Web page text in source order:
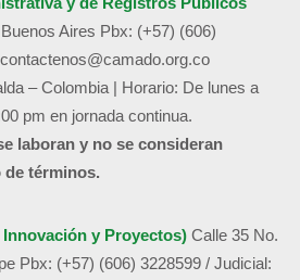
Aires Pbx: (+57) (606)
contactenos@camado.org.co
– Colombia | Horario: De lunes a
pm en jornada continua.
laboran y no se consideran
de términos.
Innovación y Proyectos) Calle 35 No.
Pbx: (+57) (606) 3228599 / Judicial: